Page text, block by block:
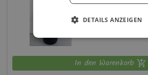
Weinbau Rabold
In den Warenkorb
DETAILS ANZEIGEN